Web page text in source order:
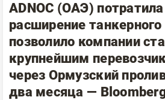
ADNOC (ОАЭ)
расширение
позволило компании
крупнейшим
через Ормузский
два месяца —